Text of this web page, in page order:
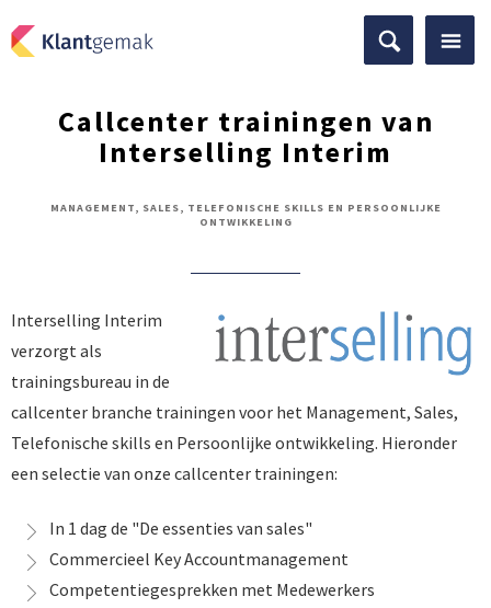
Callcenter trainingen van
Interselling Interim
MANAGEMENT, SALES, TELEFONISCHE SKILLS EN PERSOONLIJKE
ONTWIKKELING
​Interselling Interim
verzorgt als
trainingsbureau in de
callcenter branche trainingen voor het Management, Sales,
Telefonische skills en Persoonlijke ontwikkeling. Hieronder
een selectie van onze callcenter trainingen:
In 1 dag de "De essenties van sales"
Commercieel Key Accountmanagement
Competentiegesprekken met Medewerkers